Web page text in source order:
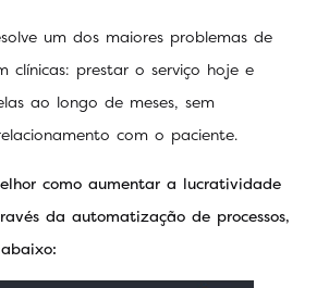
um dos maiores problemas de
clínicas: prestar o serviço hoje e
ao longo de meses, sem
com o paciente.
como aumentar a lucratividade
da automatização de processos,